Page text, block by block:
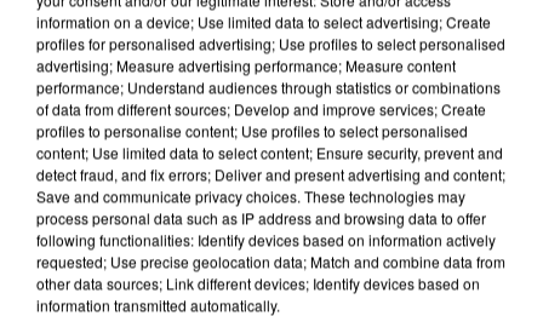
APRÈS TOUTES CES CANICULES, LES REFUGES
information on a device; Use limited data to select advertising; Create
profiles for personalised advertising; Use profiles to select personalised
advertising; Measure advertising performance; Measure content
performance; Understand audiences through statistics or combinations
of data from different sources; Develop and improve services; Create
profiles to personalise content; Use profiles to select personalised
content; Use limited data to select content; Ensure security, prevent and
detect fraud, and fix errors; Deliver and present advertising and content;
Save and communicate privacy choices. These technologies may
process personal data such as IP address and browsing data to offer
following functionalities: Identify devices based on information actively
requested; Use precise geolocation data; Match and combine data from
other data sources; Link different devices; Identify devices based on
information transmitted automatically.